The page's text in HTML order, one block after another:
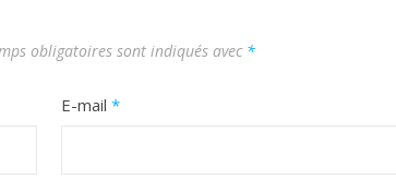
obligatoires sont indiqués avec *
E-mail*